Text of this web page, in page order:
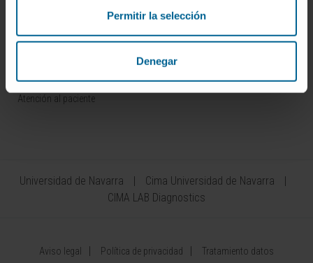
Permitir la selección
Denegar
Servicios para pacientes
Área privada de pacientes
Atención al paciente
Universidad de Navarra
Cima Universidad de Navarra
CIMA LAB Diagnostics
Aviso legal Política de privacidad
Tratamiento datos